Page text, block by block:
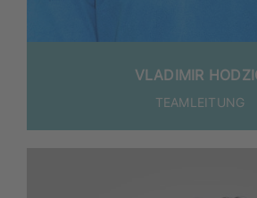
VLA­DI­MIR
TEAM­LEI­TUNG